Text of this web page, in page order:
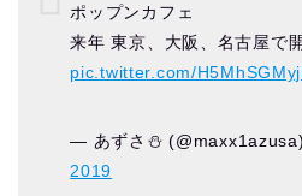
ポップンカフェ
来年 東京、大阪、名古屋で
pic.twitter.com/
— あずさ⛄ (@maxx1azusa)
2019